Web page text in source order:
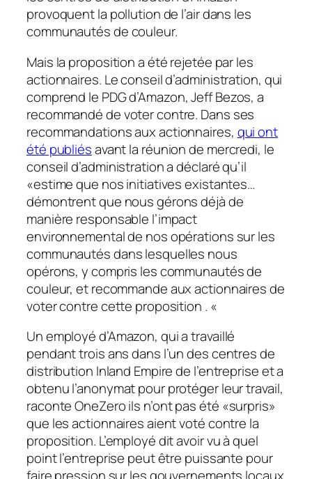
provoquent la pollution de l’air dans les
communautés de couleur.
Mais la proposition a été rejetée par les
actionnaires. Le conseil d’administration, qui
comprend le PDG d’Amazon, Jeff Bezos, a
recommandé de voter contre. Dans ses
recommandations aux actionnaires, qui ont
été publiésavant la réunion de mercredi, le
conseil d’administration a déclaré qu’il
«estime que nos initiatives existantes…
démontrent que nous gérons déjà de
manière responsable l’impact
environnemental de nos opérations sur les
communautés dans lesquelles nous
opérons, y compris les communautés de
couleur, et recommande aux actionnaires de
voter contre cette proposition . «
Un employé d’Amazon, qui a travaillé
pendant trois ans dans l’un des centres de
distribution Inland Empire de l’entreprise et a
obtenu l’anonymat pour protéger leur travail,
raconteOneZeroils n’ont pas été «surpris»
que les actionnaires aient voté contre la
proposition. L’employé dit avoir vu à quel
point l’entreprise peut être puissante pour